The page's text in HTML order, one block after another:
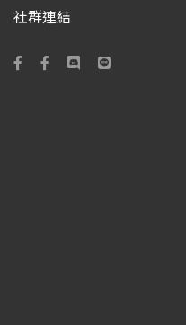
社群連結